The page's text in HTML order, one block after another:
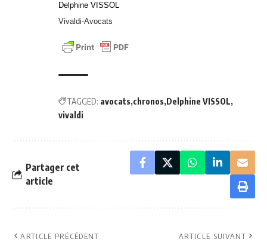
Delphine VISSOL
Vivaldi-Avocats
TAGGED: avocats chronos Delphine VISSOL
vivaldi
Partager cet
article
ARTICLE PRÉCÉDENT ARTICLE SUIVANT